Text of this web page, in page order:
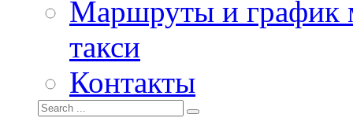
Маршруты и график
такси
Контакты